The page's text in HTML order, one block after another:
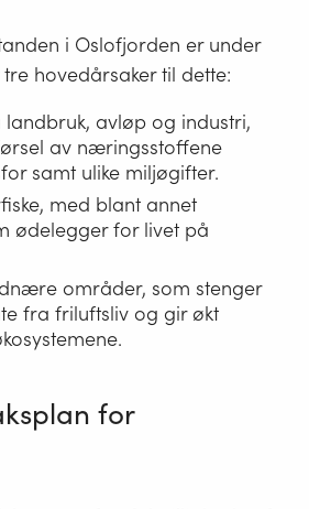
i Oslofjorden er under
hovedårsaker til dette:
landbruk, avløp og industri,
av næringsstoffene
samt ulike miljøgifter.
med blant annet
ødelegger for livet på
områder, som stenger
fra friluftsliv og gir økt
for